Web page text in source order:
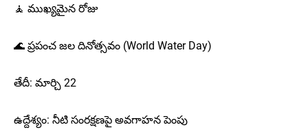
🧘 ముఖ్యమైన రోజు
🌊 ప్రపంచ జల దినోత్సవం (World Water Day)
తేదీ: మార్చి 22
ఉద్దేశ్యం: నీటి సంరక్షణపై అవగాహన పెంపు